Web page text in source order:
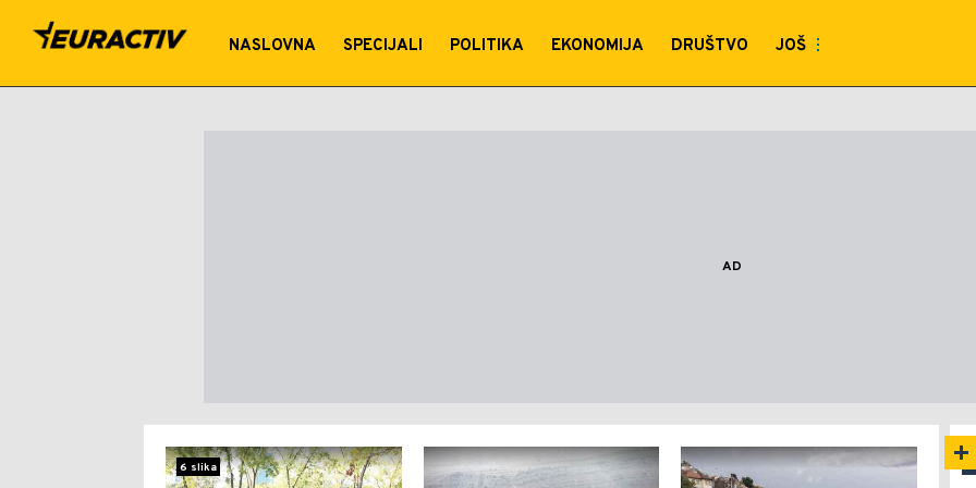
Priroda NASLOVNA SPECIJALI POLITIKA EKONOMIJA DRUŠTVO JOŠ
6 slika